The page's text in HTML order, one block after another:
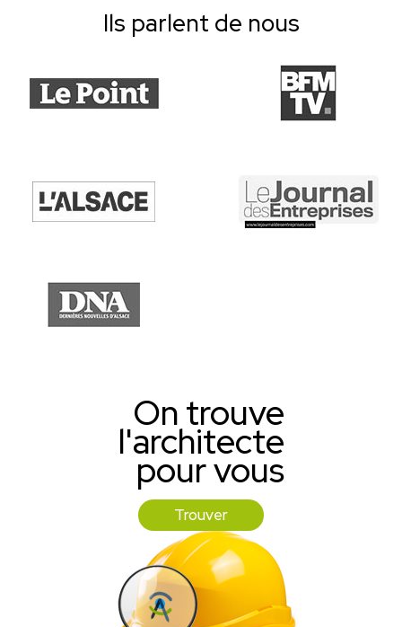
Ils parlent de nous
On trouve
l'architecte
pour vous
Trouver